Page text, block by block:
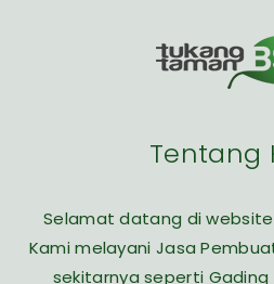
Tentang
Selamat datang di website
Kami melayani Jasa
sekitarnya seperti Gading